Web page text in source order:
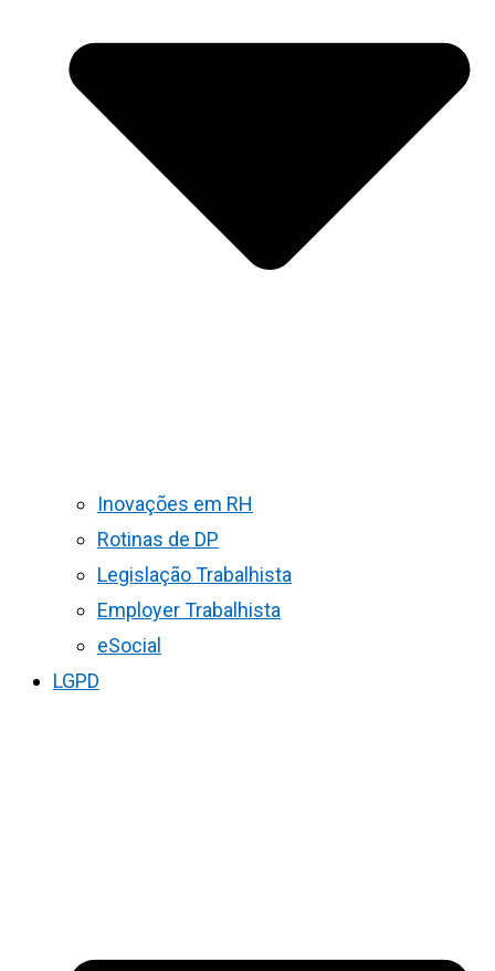
Inovações em RH
Rotinas de DP
Legislação Trabalhista
Employer Trabalhista
eSocial
LGPD